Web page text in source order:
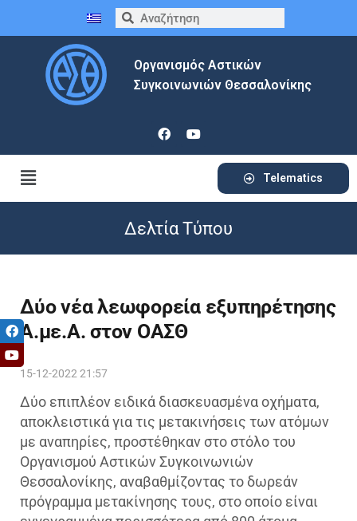
Οργανισμός Αστικών
Συγκοινωνιών Θεσσαλονίκης
Telematics
Δελτία Τύπου
Δύο νέα λεωφορεία εξυπηρέτησης
Α.με.Α. στον ΟΑΣΘ
15-12-2022 21:57
Δύο επιπλέον ειδικά διασκευασμένα οχήματα,
αποκλειστικά για τις μετακινήσεις των ατόμων
με αναπηρίες, προστέθηκαν στο στόλο του
Οργανισμού Αστικών Συγκοινωνιών
Θεσσαλονίκης, αναβαθμίζοντας το δωρεάν
πρόγραμμα μετακίνησης τους, στο οποίο είναι